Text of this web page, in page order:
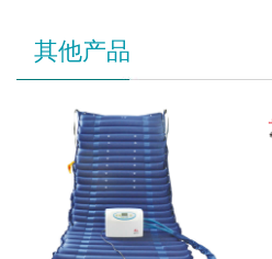
其他产品